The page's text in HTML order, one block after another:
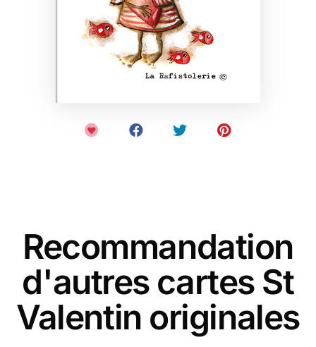
Recommandation
d'autres cartes St
Valentin originales